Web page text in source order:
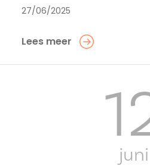
27/06/2025
Lees meer
juni